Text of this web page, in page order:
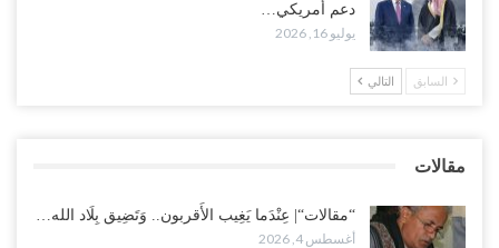
“تعز“| غضب شعبي يشلّ الخط الساحلي المخا- عدن.. هل بدأت المناطق
الاستراتيجية بالانفجار من الداخل..!
أغسطس 2, 2026
أغسطس 1, 2026
دعم أمريكي…
يوليو 16, 2026
السابق التالي
مقالات
“مقالات“| عِنْدَما يَغِيب الأَقربون.. وَتَضِيق بِلَاد الله…
أغسطس 4, 2026